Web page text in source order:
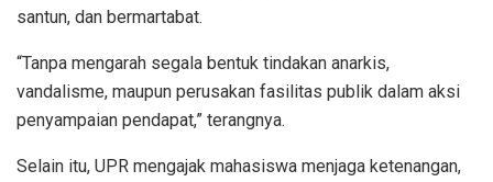
santun, dan bermartabat.
“Tanpa mengarah segala bentuk tindakan anarkis,
vandalisme, maupun perusakan fasilitas publik dalam aksi
penyampaian pendapat,” terangnya.
Selain itu, UPR mengajak mahasiswa menjaga ketenangan,